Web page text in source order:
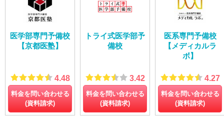
医学部専門予備校
【京都医塾】
4.48
料金を問い合わせる
(資料請求)
トライ式医学部予
備校
3.42
料金を問い合わせる
(資料請求)
医系専門予備校
【メディカルラ
ボ】
4.27
料金を問い合わせる
(資料請求)